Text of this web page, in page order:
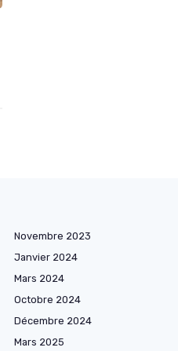
Novembre 2023
Janvier 2024
Mars 2024
Octobre 2024
Décembre 2024
Mars 2025